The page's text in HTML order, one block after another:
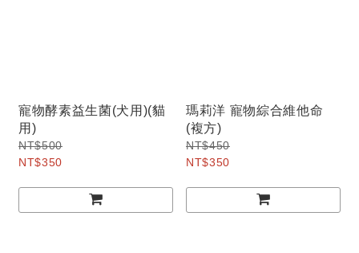
寵物酵素益生菌(犬用)(貓
用)
NT$500
NT$350
瑪莉洋 寵物綜合維他命
(複方)
NT$450
NT$350